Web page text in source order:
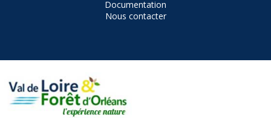
Documentation
Nous contacter